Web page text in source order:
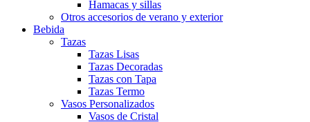
Hamacas y sillas
Otros accesorios de verano y exterior
Bebida
Tazas
Tazas Lisas
Tazas Decoradas
Tazas con Tapa
Tazas Termo
Vasos Personalizados
Vasos de Cristal